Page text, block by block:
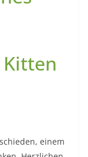
einem